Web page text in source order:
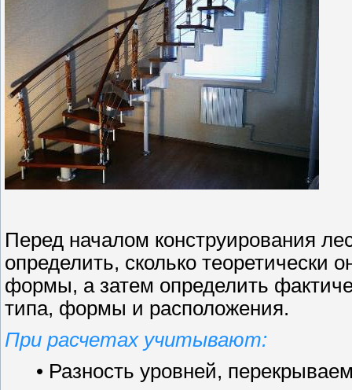
Перед началом конструирования
определить, сколько теоретически
формы, а затем определить
типа, формы и расположения.
При расчетах учитывают:
• Разность уровней,